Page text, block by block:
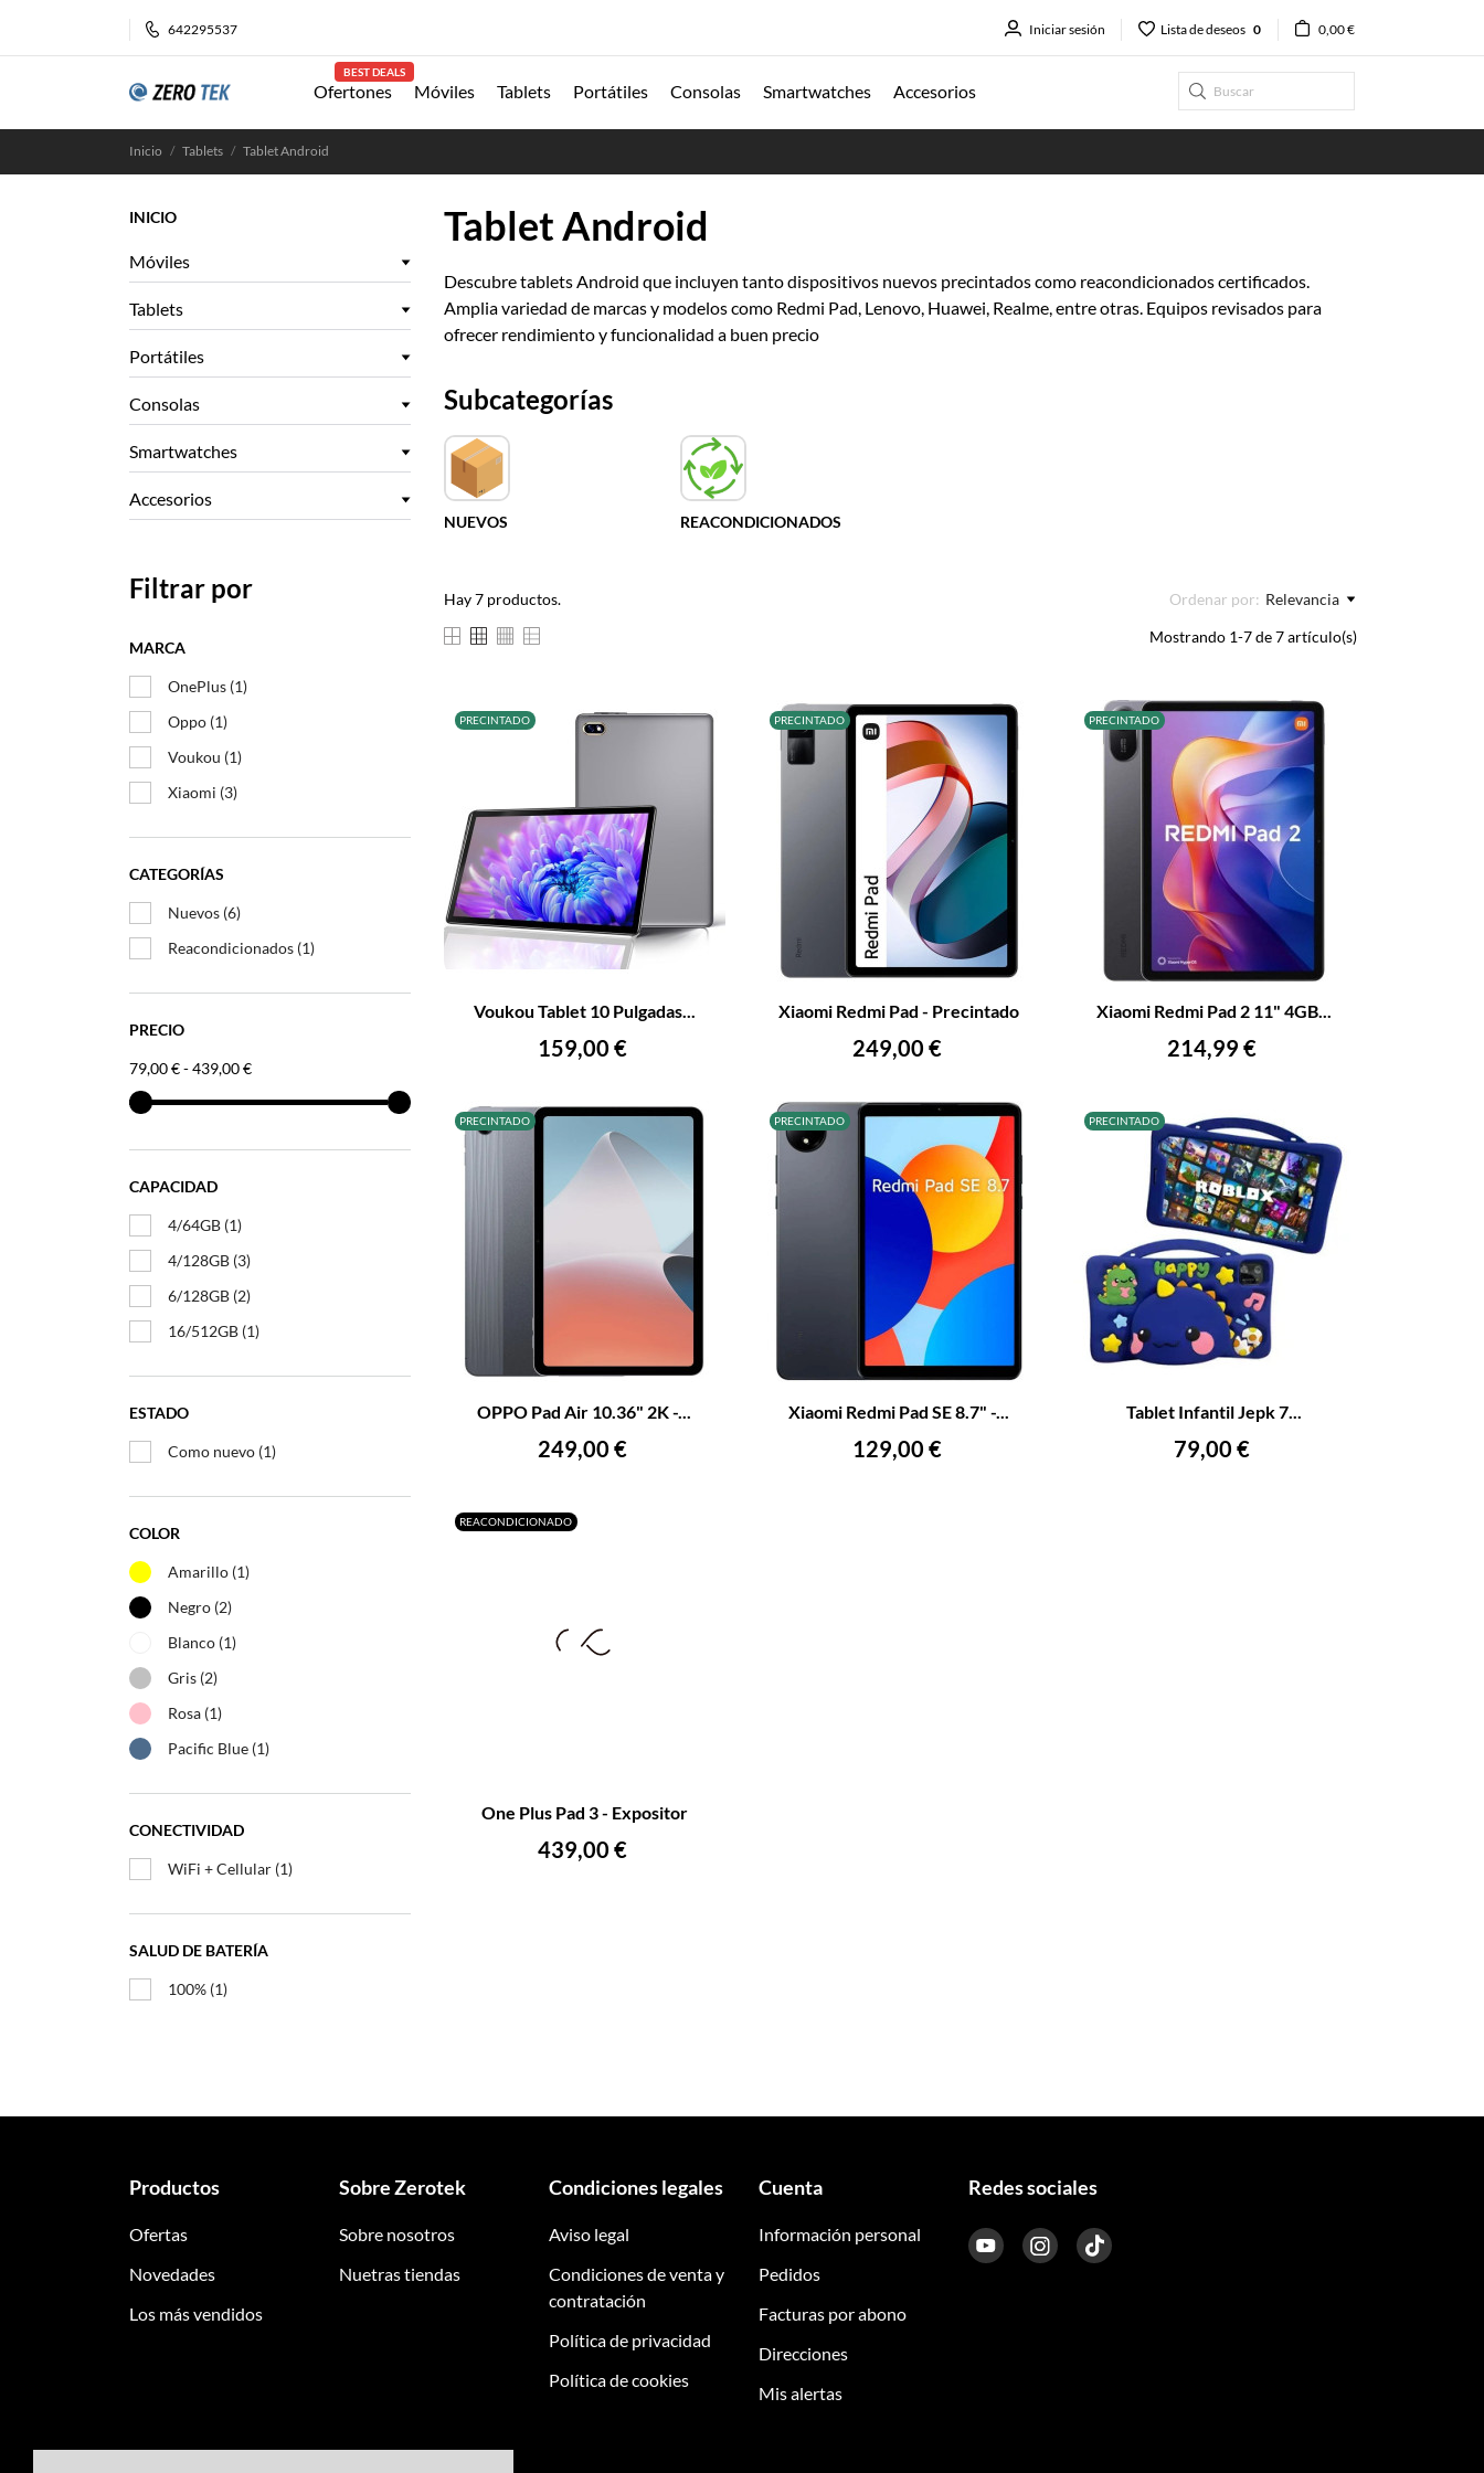
642295537 Iniciar sesión Lista de deseos 0 0,00 €
Ofertones
BEST DEALS
Móviles Tablets Portátiles Consolas Smartwatches Accesorios
Inicio Tablets Tablet Android
INICIO
Móviles
Tablets
Portátiles
Consolas
Smartwatches
Accesorios
Filtrar por
MARCA
OnePlus (1)
Oppo (1)
Voukou (1)
Xiaomi (3)
CATEGORÍAS
Nuevos (6)
Reacondicionados (1)
PRECIO
79,00 € - 439,00 €
CAPACIDAD
4/64GB (1)
4/128GB (3)
6/128GB (2)
16/512GB (1)
ESTADO
Como nuevo (1)
COLOR
Amarillo (1)
Negro (2)
Blanco (1)
Gris (2)
Rosa (1)
Pacific Blue (1)
CONECTIVIDAD
WiFi + Cellular (1)
SALUD DE BATERÍA
100% (1)
Tablet Android
Descubre tablets Android que incluyen tanto dispositivos nuevos precintados como reacondicionados certificados.
Amplia variedad de marcas y modelos como Redmi Pad, Lenovo, Huawei, Realme, entre otras. Equipos revisados para
ofrecer rendimiento y funcionalidad a buen precio
Subcategorías
NUEVOS REACONDICIONADOS
Hay 7 productos. Ordenar por: Relevancia
Mostrando 1-7 de 7 artículo(s)
PRECINTADO
Voukou Tablet 10 Pulgadas...
Precio
159,00 €
AÑADIR AL CARRITO
PRECINTADO
Xiaomi Redmi Pad - Precintado
Precio
249,00 €
– +
AÑADIR AL CARRITO
PRECINTADO
Xiaomi Redmi Pad 2 11" 4GB...
Precio
214,99 €
AÑADIR AL CARRITO
PRECINTADO
OPPO Pad Air 10.36" 2K -...
Precio
249,00 €
+
AÑADIR AL CARRITO
PRECINTADO
Xiaomi Redmi Pad SE 8.7" -...
Precio
129,00 €
+
AÑADIR AL CARRITO
PRECINTADO
Tablet Infantil Jepk 7...
Precio
79,00 €
–
AÑADIR AL CARRITO
REACONDICIONADO
One Plus Pad 3 - Expositor
Precio
439,00 €
AÑADIR AL CARRITO
Productos
Ofertas
Novedades
Los más vendidos
Sobre Zerotek
Sobre nosotros
Nuetras tiendas
Condiciones legales
Aviso legal
Condiciones de venta y
contratación
Política de privacidad
Política de cookies
Cuenta
Información personal
Pedidos
Facturas por abono
Direcciones
Mis alertas
Redes sociales